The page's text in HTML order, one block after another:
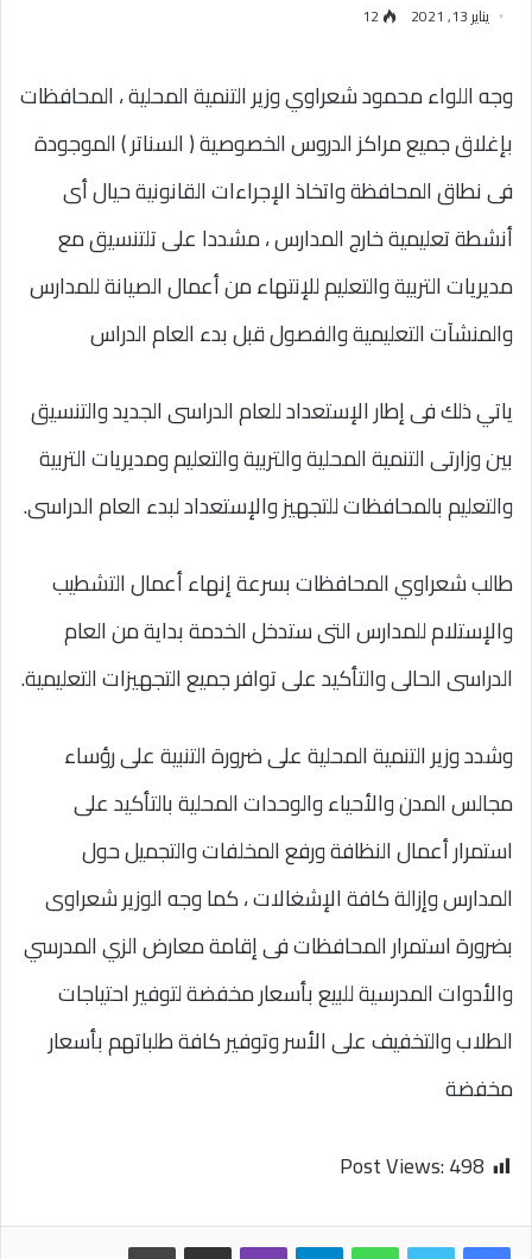
يناير 13, 2021 12
وجه اللواء محمود شعراوي وزير التنمية المحلية ، المحافظات
بإغلاق جميع مراكز الدروس الخصوصية ( السناتر ) الموجودة
فى نطاق المحافظة واتخاذ الإجراءات القانونية حيال أى
أنشطة تعليمية خارج المدارس ، مشددا على تلتنسيق مع
مديريات التربية والتعليم للإنتهاء من أعمال الصيانة للمدارس
والمنشآت التعليمية والفصول قبل بدء العام الدراس
ياتي ذلك فى إطار الإستعداد للعام الدراسى الجديد والتنسيق
بين وزارتى التنمية المحلية والتربية والتعليم ومديريات التربية
والتعليم بالمحافظات للتجهيز والإستعداد لبدء العام الدراسى.
طالب شعراوي المحافظات بسرعة إنهاء أعمال التشطيب
والإستلام للمدارس التى ستدخل الخدمة بداية من العام
الدراسى الحالى والتأكيد على توافر جميع التجهيزات التعليمية.
وشدد وزير التنمية المحلية على ضرورة التنبية على رؤساء
مجالس المدن والأحياء والوحدات المحلية بالتأكيد على
استمرار أعمال النظافة ورفع المخلفات والتجميل حول
المدارس وإزالة كافة الإشغالات ، كما وجه الوزير شعراوى
بضرورة استمرار المحافظات فى إقامة معارض الزي المدرسي
والأدوات المدرسية للبيع بأسعار مخفضة لتوفير احتياجات
الطلاب والتخفيف على الأسر وتوفير كافة طلباتهم بأسعار
مخفضة
Post Views:498
واتساب تيلقرام